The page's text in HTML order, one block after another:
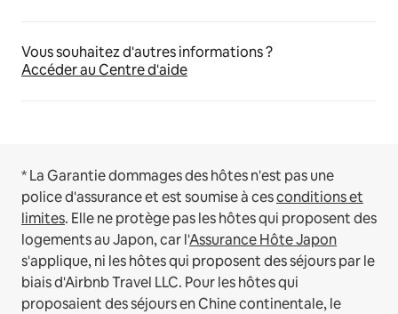
Vous souhaitez d'autres informations ?
Accéder au Centre d'aide
* La Garantie dommages des hôtes n'est pas une
police d'assurance et est soumise à cesconditions et
limites. Elle ne protège pas les hôtes qui proposent des
logements au Japon, car l'Assurance Hôte Japon
s'applique, ni les hôtes qui proposent des séjours par le
biais d'Airbnb Travel LLC. Pour les hôtes qui
proposaient des séjours en Chine continentale, le